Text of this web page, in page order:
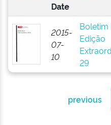
Date
2015-
07-
10
Boletim
Edição
29
previous